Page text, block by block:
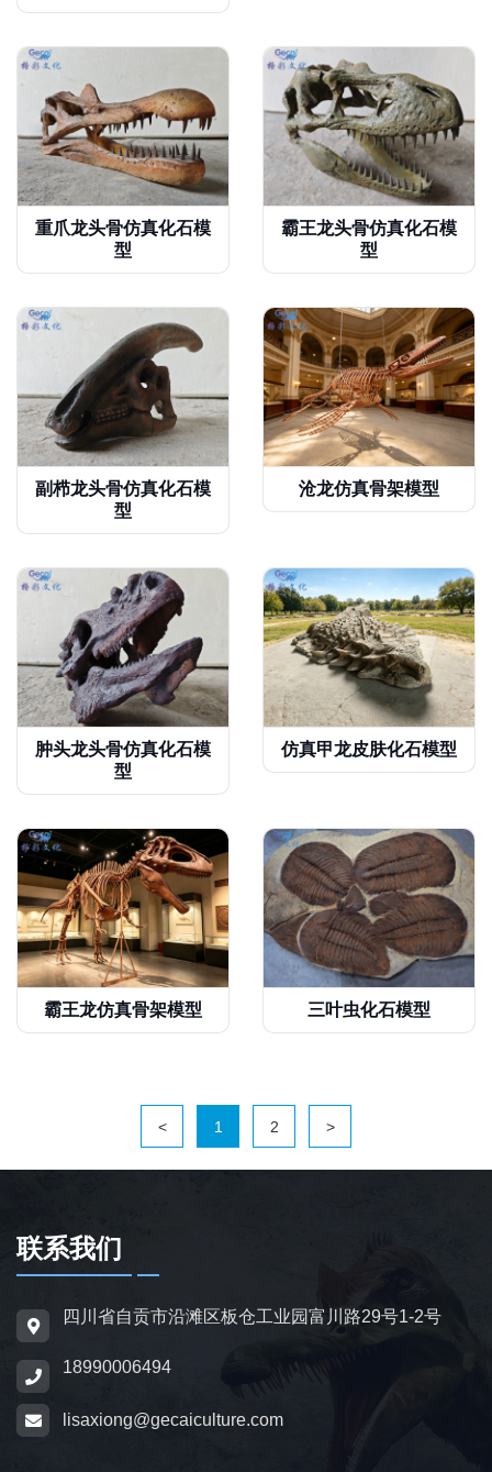
重爪龙头骨仿真化石模
型
霸王龙头骨仿真化石模
型
副栉龙头骨仿真化石模
型
沧龙仿真骨架模型
肿头龙头骨仿真化石模
型
仿真甲龙皮肤化石模型
霸王龙仿真骨架模型 三叶虫化石模型
< 1 2 >
联系我们
四川省自贡市沿滩区板仓工业园富川路29号1-2号
18990006494
lisaxiong@gecaiculture.com